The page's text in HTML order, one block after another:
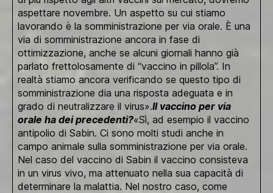
aspettare novembre. Un aspetto su cui stiamo
lavorando è la somministrazione per via orale. È una
via di somministrazione ancora in fase di
ottimizzazione, anche se alcuni giornali hanno già
parlato frettolosamente di “vaccino in pillola”. In
realtà stiamo ancora verificando se questo tipo di
somministrazione dia una risposta adeguata e in
grado di neutralizzare il virus».Il vaccino per via
orale ha dei precedenti?«Sì, ad esempio il vaccino
antipolio di Sabin. Ci sono molti studi anche in
campo animale sulla somministrazione per via orale.
Nel caso del vaccino di Sabin il vaccino consisteva
in un virus vivo, ma attenuato nella sua capacità di
determinare la malattia. Nel nostro caso, come